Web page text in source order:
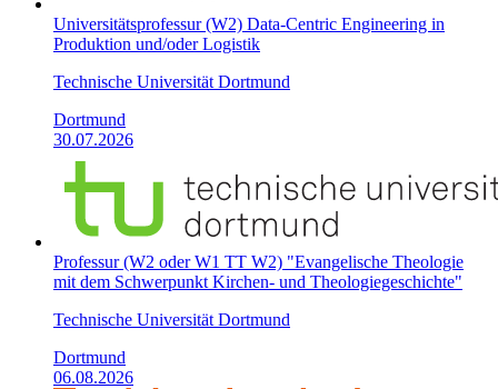
Universitätsprofessur (W2) Data-Centric Engineering in
Produktion und/oder Logistik
Technische Universität Dortmund
Dortmund
30.07.2026
Professur (W2 oder W1 TT W2) "Evangelische Theologie
mit dem Schwerpunkt Kirchen- und Theologiegeschichte"
Technische Universität Dortmund
Dortmund
06.08.2026